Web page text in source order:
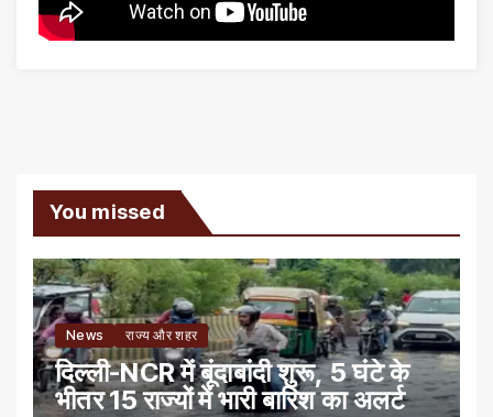
You missed
News राज्य और शहर
दिल्ली-NCR में बूंदाबांदी शुरू, 5 घंटे के
भीतर 15 राज्यों में भारी बारिश का अलर्ट